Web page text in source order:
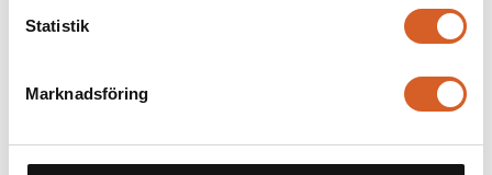
Statistik
Marknadsföring